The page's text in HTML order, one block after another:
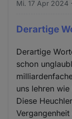
Mi. 17 Apr 2024
Derartige
Derartige
schon
uns lehren
Diese